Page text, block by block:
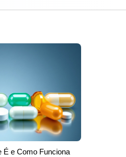
É e Como Funciona